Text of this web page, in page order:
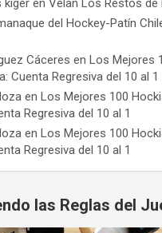
kiger en Velan Los Restos de
del Hockey-Patín
Cáceres en Los Mejores
Cuenta Regresiva del 10 al 1
en Los Mejores 100
Regresiva del 10 al 1
en Los Mejores 100
Regresiva del 10 al 1
las Reglas del